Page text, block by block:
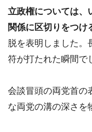
立政権については、
関係に区切りをつけ
脱を表明しました。
符が打たれた瞬間で
会談冒頭の両党首の
な両党の溝の深さを